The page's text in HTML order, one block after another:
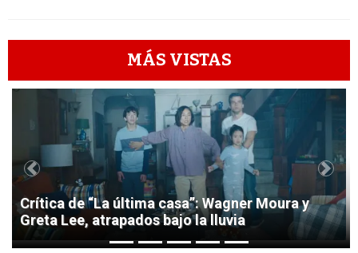
MÁS VISTAS
1
Crítica de “La última casa”: Wagner Moura y
Greta Lee, atrapados bajo la lluvia
Previous Next